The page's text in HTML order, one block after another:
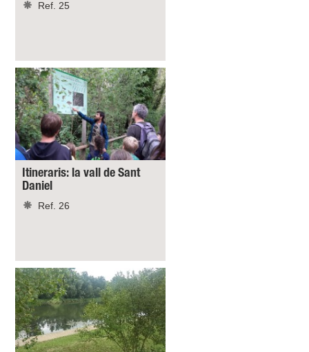
Ref. 25
Itineraris: la vall de Sant
Daniel
Ref. 26